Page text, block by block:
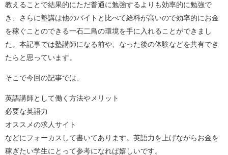
教えることで結果的にただ普通に勉強するよりも効率的に勉強で
き、さらに塾講は他のバイトと比べて給料が高いので効率的にお金
を稼ぐことのできる一石二鳥の環境を手に入れることができまし
た。本記事では塾講師になる前や、なった後の体験などを共有でき
たらと思っています。
そこで今回の記事では、
英語講師として働く方法やメリット
必要な英語力
オススメの求人サイト
などにフォーカスして書いてあります。英語力を上げながらお金を
稼ぎたい学生にとって参考になれば嬉しいです。